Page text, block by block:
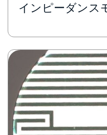
インピーダンス
Image